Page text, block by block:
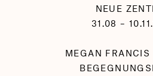
NEUE
31.08 –
MEGAN FRANCIS